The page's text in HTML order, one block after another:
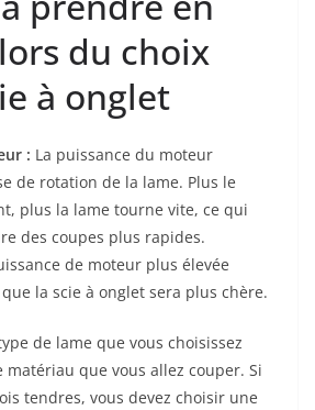
du choix
à onglet
: La puissance du moteur
de rotation de la lame. Plus le
plus la lame tourne vite, ce qui
des coupes plus rapides.
de moteur plus élevée
la scie à onglet sera plus chère.
de lame que vous choisissez
que vous allez couper. Si
tendres, vous devez choisir une